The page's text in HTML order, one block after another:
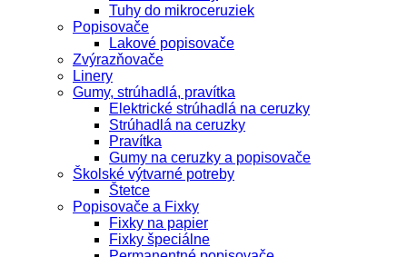
Tuhy do mikroceruziek
Popisovače
Lakové popisovače
Zvýrazňovače
Linery
Gumy, strúhadlá, pravítka
Elektrické strúhadlá na ceruzky
Strúhadlá na ceruzky
Pravítka
Gumy na ceruzky a popisovače
Školské výtvarné potreby
Štetce
Popisovače a Fixky
Fixky na papier
Fixky špeciálne